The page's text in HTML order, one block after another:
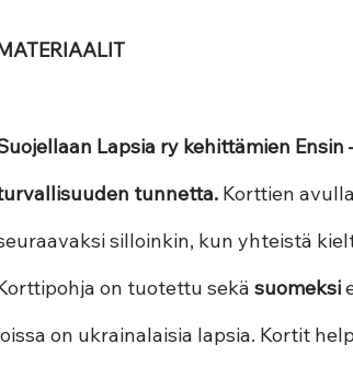
Lapsia ry kehittämien
tunnetta. Korttien
silloinkin, kun yhteistä
on tuotettu sekä suomeksi
on ukrainalaisia lapsia. Kortit